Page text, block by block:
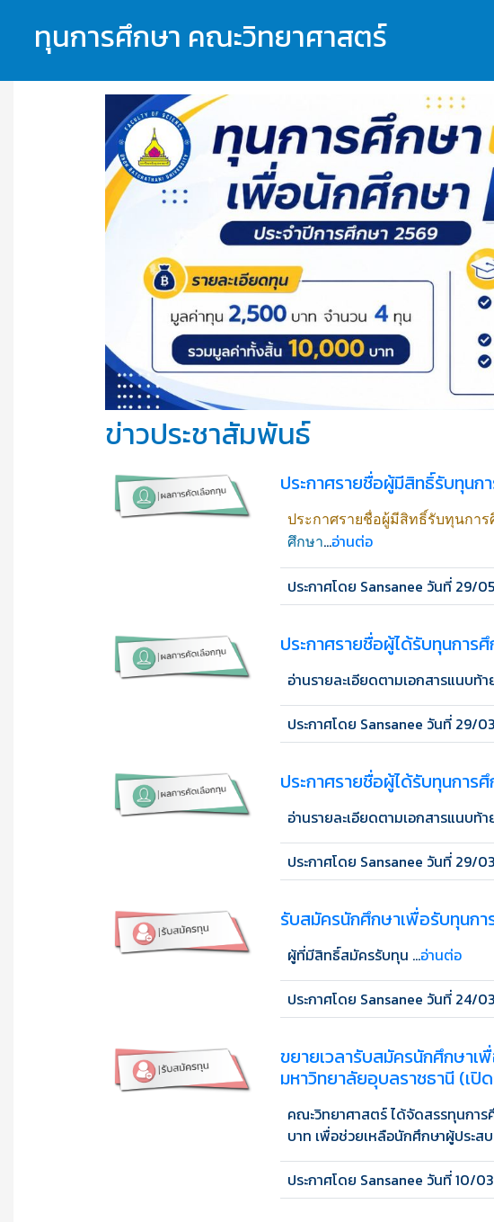
ทุนการศึกษา คณะวิทยาศาสตร์
Previous
ข่าวประชาสัมพันธ์
ประกาศรายชื่อผู้มีสิทธิ์รับทุน
ประกาศรายชื่อผู้มีสิทธิ์รับทุนการ
ศึกษา...อ่านต่อ
ประกาศโดย Sansanee วันที่ 29/
ประกาศรายชื่อผู้ได้รับทุนกา
อ่านรายละเอียดตามเอกสารแนบท้า
ประกาศโดย Sansanee วันที่ 29/
ประกาศรายชื่อผู้ได้รับทุนการ
อ่านรายละเอียดตามเอกสารแนบท้า
ประกาศโดย Sansanee วันที่ 29/
รับสมัครนักศึกษาเพื่อรับทุนกา
ผู้ที่มีสิทธิ์สมัครรับทุน ...อ่านต่อ
ประกาศโดย Sansanee วันที่ 24/
ขยายเวลารับสมัครนักศึกษา
มหาวิทยาลัยอุบลราชธานี (เปิ
คณะวิทยาศาสตร์ ได้จัดสรรทุนการ
บาท เพื่อช่วยเหลือนักศึกษาผู้ประส
ประกาศโดย Sansanee วันที่ 10/